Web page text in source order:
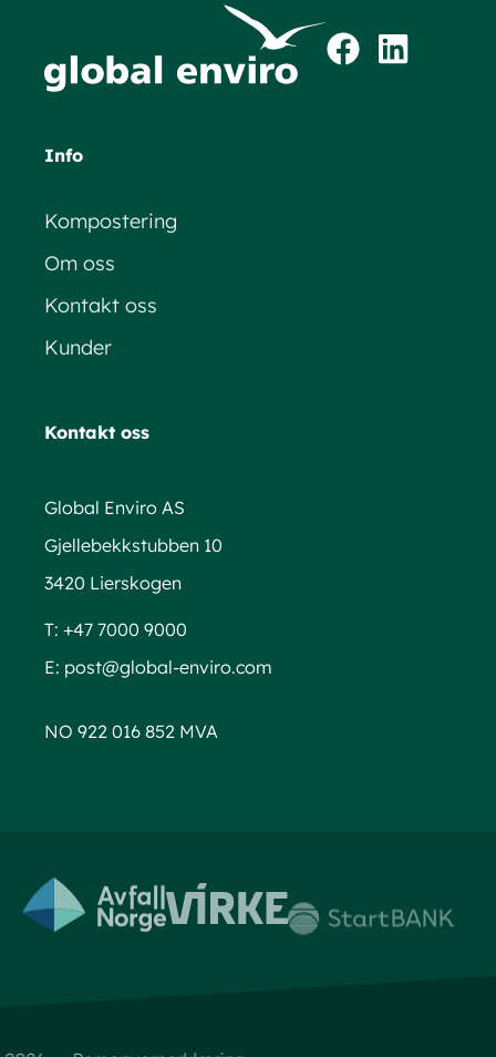
Info
Kompostering
Om oss
Kontakt oss
Kunder
Kontakt oss
Global Enviro AS
Gjellebekkstubben 10
3420 Lierskogen
T: +47 7000 9000
E: post@global-enviro.com
NO 922 016 852 MVA